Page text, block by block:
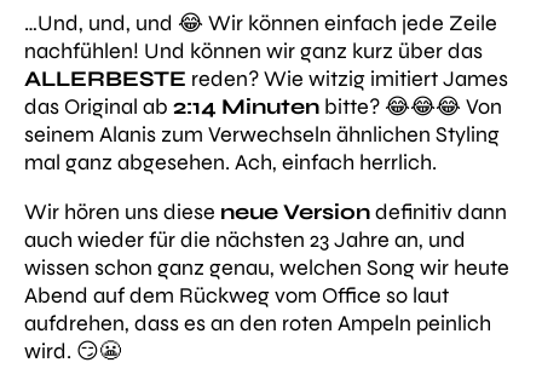
…Und, und, und 😂 Wir können einfach jede Zeile
nachfühlen! Und können wir ganz kurz über das
ALLERBESTE reden? Wie witzig imitiert James
das Original ab 2:14 Minuten bitte? 😂😂😂 Von
seinem Alanis zum Verwechseln ähnlichen Styling
mal ganz abgesehen. Ach, einfach herrlich.
Wir hören uns diese neue Versiondefinitiv dann
auch wieder für die nächsten 23 Jahre an, und
wissen schon ganz genau, welchen Song wir heute
Abend auf dem Rückweg vom Office so laut
aufdrehen, dass es an den roten Ampeln peinlich
wird. 😏😬